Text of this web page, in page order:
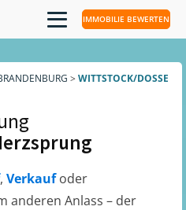
IMMOBILIE BEWERTEN
> WITTSTOCK/DOSSE
, Verkaufoder
anderen Anlass – der